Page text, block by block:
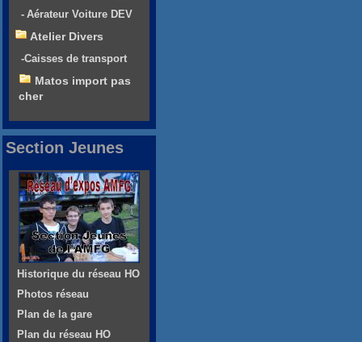
- Aérateur Voiture DEV
Atelier Divers
-Caisses de transport
Matos import pas
cher
Section Jeunes
Historique du réseau HO
Photos réseau
Plan de la gare
Plan du réseau HO